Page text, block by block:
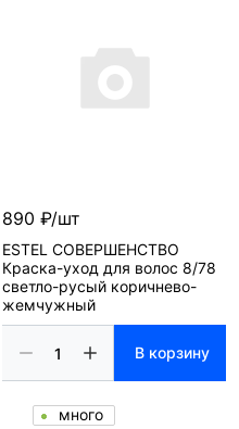
890 ₽/шт
ESTEL СОВЕРШЕНСТВО
Краска-уход для волос 8/78
светло-русый коричнево-
жемчужный
В корзину
много